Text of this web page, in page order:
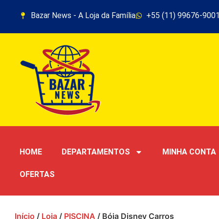
Bazar News - A Loja da Família +55 (11) 99676-9001
HOME DEPARTAMENTOS MINHA CONTA
OFERTAS
Início / Loja / PISCINA / Bóia Disney Carros